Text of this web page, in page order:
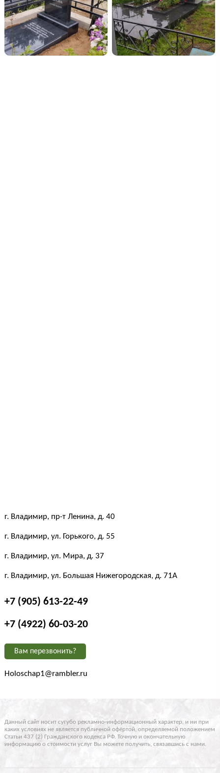
г. Владимир, пр-т Ленина, д. 40
г. Владимир, ул. Горького, д. 55
г. Владимир, ул. Мира, д. 37
г. Владимир, ул. Большая Нижегородская, д. 71А
+7 (905) 613-22-49
+7 (4922) 60-03-20
Вам перезвонить?
Holoschap1@rambler.ru
Данный сайт носит сугубо рекламно-информационный характер, и ни при
каких условиях не является публичной офёртой, определяемой положением
Статьи 437 (2) Гражданского кодекса РФ. Точную и окончательную
информацию о стоимости услуг Вы можете получить, связавшись с нами.